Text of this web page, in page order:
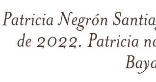
Patricia Negrón
de 2022. Patricia